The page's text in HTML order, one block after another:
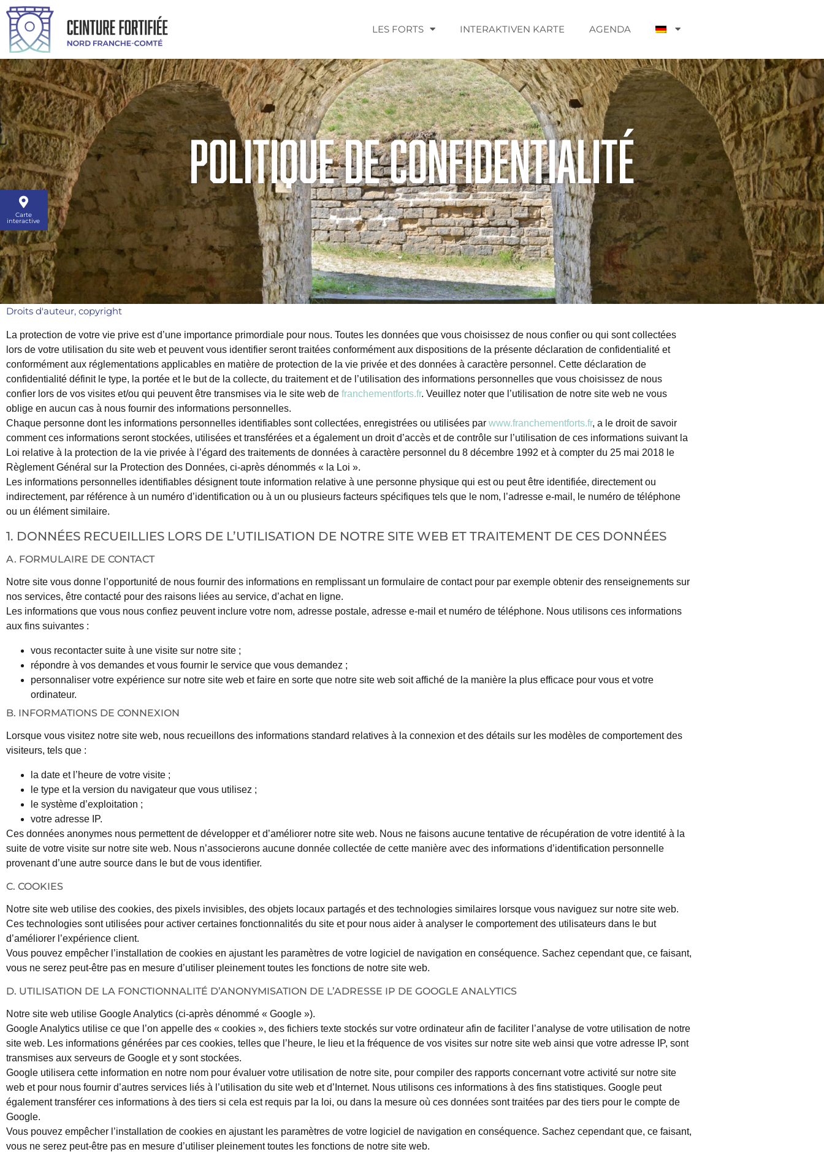
LES FORTS INTERAKTIVEN KARTE AGENDA
Carte
interactive
politique de confidentialité
Droits d'auteur, copyright
La protection de votre vie prive est d’une importance primordiale pour nous. Toutes les données que vous choisissez de nous confier ou qui sont collectées
lors de votre utilisation du site web et peuvent vous identifier seront traitées conformément aux dispositions de la présente déclaration de confidentialité et
conformément aux réglementations applicables en matière de protection de la vie privée et des données à caractère personnel. Cette déclaration de
confidentialité définit le type, la portée et le but de la collecte, du traitement et de l’utilisation des informations personnelles que vous choisissez de nous
confier lors de vos visites et/ou qui peuvent être transmises via le site web de franchementforts.fr. Veuillez noter que l’utilisation de notre site web ne vous
oblige en aucun cas à nous fournir des informations personnelles.
Chaque personne dont les informations personnelles identifiables sont collectées, enregistrées ou utilisées par www.franchementforts.fr, a le droit de savoir
comment ces informations seront stockées, utilisées et transférées et a également un droit d’accès et de contrôle sur l’utilisation de ces informations suivant la
Loi relative à la protection de la vie privée à l’égard des traitements de données à caractère personnel du 8 décembre 1992 et à compter du 25 mai 2018 le
Règlement Général sur la Protection des Données, ci-après dénommés « la Loi ».
Les informations personnelles identifiables désignent toute information relative à une personne physique qui est ou peut être identifiée, directement ou
indirectement, par référence à un numéro d’identification ou à un ou plusieurs facteurs spécifiques tels que le nom, l’adresse e-mail, le numéro de téléphone
ou un élément similaire.
1. DONNÉES RECUEILLIES LORS DE L’UTILISATION DE NOTRE SITE WEB ET TRAITEMENT DE CES DONNÉES
A. FORMULAIRE DE CONTACT
Notre site vous donne l’opportunité de nous fournir des informations en remplissant un formulaire de contact pour par exemple obtenir des renseignements sur
nos services, être contacté pour des raisons liées au service, d’achat en ligne.
Les informations que vous nous confiez peuvent inclure votre nom, adresse postale, adresse e-mail et numéro de téléphone. Nous utilisons ces informations
aux fins suivantes :
vous recontacter suite à une visite sur notre site ;
répondre à vos demandes et vous fournir le service que vous demandez ;
personnaliser votre expérience sur notre site web et faire en sorte que notre site web soit affiché de la manière la plus efficace pour vous et votre
ordinateur.
B. INFORMATIONS DE CONNEXION
Lorsque vous visitez notre site web, nous recueillons des informations standard relatives à la connexion et des détails sur les modèles de comportement des
visiteurs, tels que :
la date et l’heure de votre visite ;
le type et la version du navigateur que vous utilisez ;
le système d’exploitation ;
votre adresse IP.
Ces données anonymes nous permettent de développer et d’améliorer notre site web. Nous ne faisons aucune tentative de récupération de votre identité à la
suite de votre visite sur notre site web. Nous n’associerons aucune donnée collectée de cette manière avec des informations d’identification personnelle
provenant d’une autre source dans le but de vous identifier.
C. COOKIES
Notre site web utilise des cookies, des pixels invisibles, des objets locaux partagés et des technologies similaires lorsque vous naviguez sur notre site web.
Ces technologies sont utilisées pour activer certaines fonctionnalités du site et pour nous aider à analyser le comportement des utilisateurs dans le but
d’améliorer l’expérience client.
Vous pouvez empêcher l’installation de cookies en ajustant les paramètres de votre logiciel de navigation en conséquence. Sachez cependant que, ce faisant,
vous ne serez peut-être pas en mesure d’utiliser pleinement toutes les fonctions de notre site web.
D. UTILISATION DE LA FONCTIONNALITÉ D’ANONYMISATION DE L’ADRESSE IP DE GOOGLE ANALYTICS
Notre site web utilise Google Analytics (ci-après dénommé « Google »).
Google Analytics utilise ce que l’on appelle des « cookies », des fichiers texte stockés sur votre ordinateur afin de faciliter l’analyse de votre utilisation de notre
site web. Les informations générées par ces cookies, telles que l’heure, le lieu et la fréquence de vos visites sur notre site web ainsi que votre adresse IP, sont
transmises aux serveurs de Google et y sont stockées.
Google utilisera cette information en notre nom pour évaluer votre utilisation de notre site, pour compiler des rapports concernant votre activité sur notre site
web et pour nous fournir d’autres services liés à l’utilisation du site web et d’Internet. Nous utilisons ces informations à des fins statistiques. Google peut
également transférer ces informations à des tiers si cela est requis par la loi, ou dans la mesure où ces données sont traitées par des tiers pour le compte de
Google.
Vous pouvez empêcher l’installation de cookies en ajustant les paramètres de votre logiciel de navigation en conséquence. Sachez cependant que, ce faisant,
vous ne serez peut-être pas en mesure d’utiliser pleinement toutes les fonctions de notre site web.